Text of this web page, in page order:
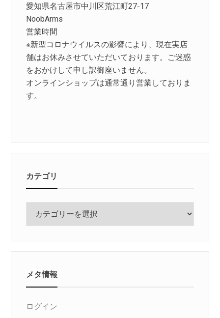
愛知県名古屋市中川区荒江町27-17
NoobArms
営業時間
※新型コロナウイルスの影響により、現在実店
舗はお休みさせていただいております。ご迷惑
をおかけして申し訳御座いません。
オンラインショップは通常通り営業しておりま
す。
カテゴリ
メタ情報
ログイン